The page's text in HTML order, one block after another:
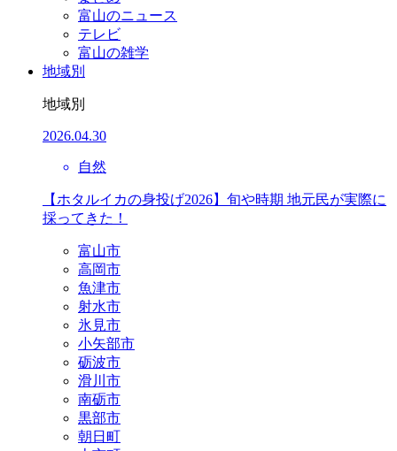
富山のニュース
テレビ
富山の雑学
地域別
地域別
2026.04.30
自然
【ホタルイカの身投げ2026】旬や時期 地元民が実際に
採ってきた！
富山市
高岡市
魚津市
射水市
氷見市
小矢部市
砺波市
滑川市
南砺市
黒部市
朝日町